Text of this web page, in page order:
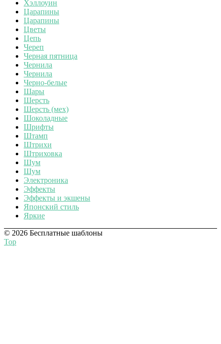
Хэллоуин
Царапины
Царапины
Цветы
Цепь
Череп
Черная пятница
Чернила
Чернила
Черно-белые
Шары
Шерсть
Шерсть (мех)
Шоколадные
Шрифты
Штамп
Штрихи
Штриховка
Шум
Шум
Электроника
Эффекты
Эффекты и экшены
Японский стиль
Яркие
© 2026 Бесплатные шаблоны
Top